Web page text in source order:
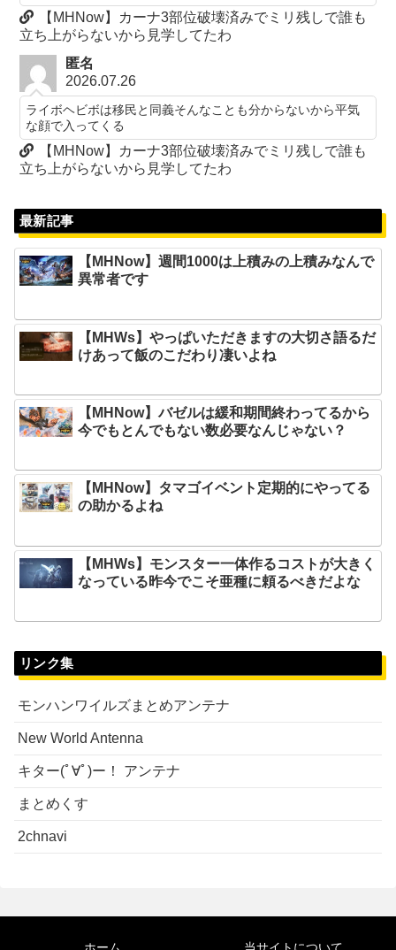
【MHNow】カーナ3部位破壊済みでミリ残しで誰も
立ち上がらないから見学してたわ
匿名
2026.07.26
ライボヘビボは移民と同義そんなことも分からないから平気
な顔で入ってくる
【MHNow】カーナ3部位破壊済みでミリ残しで誰も
立ち上がらないから見学してたわ
最新記事
【MHNow】週間1000は上積みの上積みなんで
異常者です
【MHWs】やっぱいただきますの大切さ語るだ
けあって飯のこだわり凄いよね
【MHNow】バゼルは緩和期間終わってるから
今でもとんでもない数必要なんじゃない？
【MHNow】タマゴイベント定期的にやってる
の助かるよね
【MHWs】モンスター一体作るコストが大きく
なっている昨今でこそ亜種に頼るべきだよな
リンク集
モンハンワイルズまとめアンテナ
New World Antenna
キター(ﾟ∀ﾟ)ー！ アンテナ
まとめくす
2chnavi
ホーム 当サイトについて